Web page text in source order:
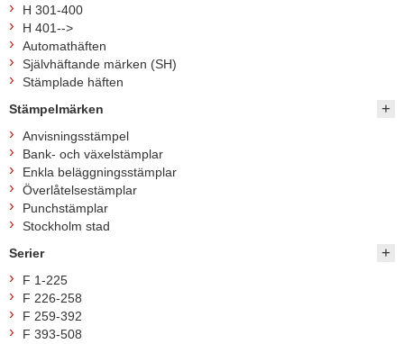
H 301-400
H 401-->
Automathäften
Självhäftande märken (SH)
Stämplade häften
Stämpelmärken
Anvisningsstämpel
Bank- och växelstämplar
Enkla beläggningsstämplar
Överlåtelsestämplar
Punchstämplar
Stockholm stad
Serier
F 1-225
F 226-258
F 259-392
F 393-508